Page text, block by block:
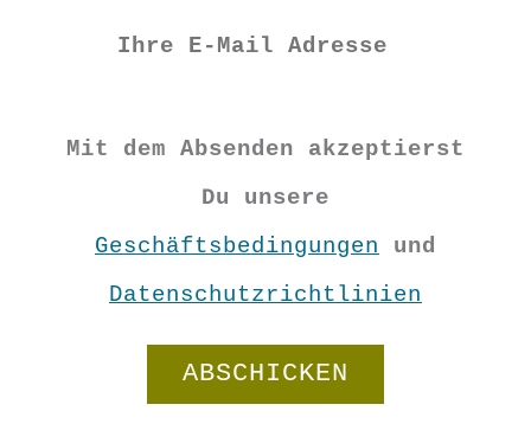
Vorrätig
Windows-
Ohrringe
aus
Papier
"Apricot"
In den Warenkorb
Mit dem Absenden akzeptierst
Du unsere
Geschäftsbedingungen und
Datenschutzrichtlinien